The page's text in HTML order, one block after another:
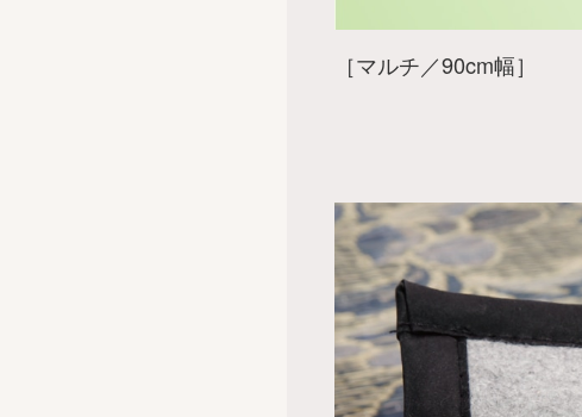
［マルチ／90cm幅］